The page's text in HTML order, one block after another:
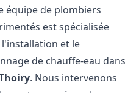
équipe de plombiers
est spécialisée
l'installation et le
de chauffe-eau dans
. Nous intervenons